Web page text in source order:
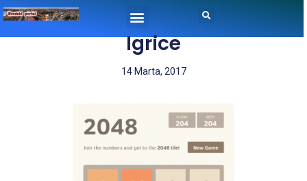
Igrice
14 Marta, 2017